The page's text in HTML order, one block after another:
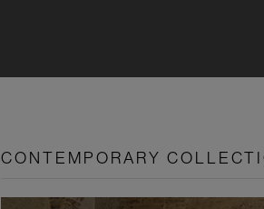
CONTEMPORARY